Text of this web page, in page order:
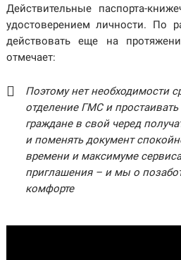
Действительные паспорта-
удостоверением личности. По
действовать еще на
отмечает:
Поэтому нет необходимости
отделение ГМС и
граждане в свой черед
и поменять документ
времени и максимуме
приглашения – и мы о
комфорте